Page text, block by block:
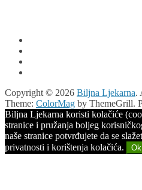
Copyright © 2026 Biljna Ljekarna.
Theme: ColorMag by ThemeGrill.
Biljna Ljekarna koristi kolačiće
stranice i pružanja boljeg
naše stranice potvrđujete da se
privatnosti i korištenja kolačića.
Ok